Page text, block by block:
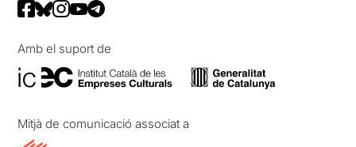
Amb el suport de
Mitjà de comunicació associat a